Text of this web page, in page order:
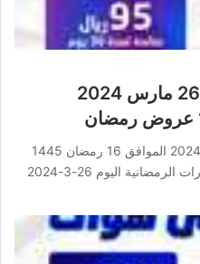
عروض ليبارا موبايل اليوم 26 مارس 2024
عروض ليبارا موبايل اليوم 26 مارس 2024 الموافق 16 رمضان 1445
عروض رمضان. تابعوا أحدث البروشورات الرمضانية اليوم 26-3-2024